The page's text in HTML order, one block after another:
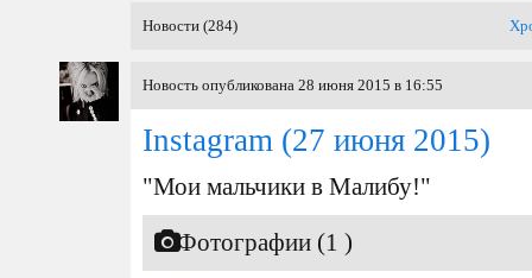
Новости (284)
Новость опубликована 28 июня 2015 в 16:55
Instagram (27 июня 2015)
"Мои мальчики в Малибу!"
Фотографии (1 )